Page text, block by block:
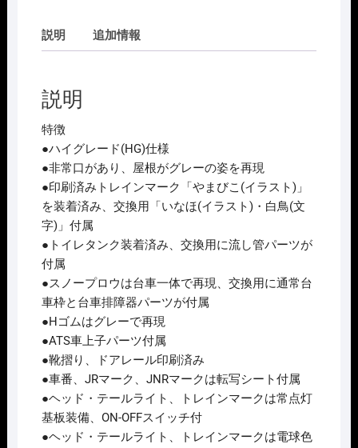
急
電
(ｸ
ﾊ
481-
200)
基
本
ｾ
ｯ
ﾄ
(4
両)
個
説明 追加情報
説明
特徴
●ハイグレード(HG)仕様
●非常口があり、屋根がグレーの姿を再現
●印刷済みトレインマーク「やまびこ(イラスト)」
を装着済み、交換用「いなほ(イラスト)・白鳥(文
字)」付属
●トイレタンク装着済み、交換用に流し管パーツが
付属
●スノープロウは台車一体で再現、交換用に通常台
車枠と台車排障器パーツが付属
●Hゴムはグレーで再現
●ATS車上子パーツ付属
●靴摺り、ドアレール印刷済み
●車番、JRマーク、JNRマークは転写シート付属
●ヘッド・テールライト、トレインマークは常点灯
基板装備、ON-OFFスイッチ付
●ヘッド・テールライト、トレインマークは電球色